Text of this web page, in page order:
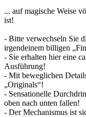
... auf magische Weise
ist!
- Bitte verwechseln Sie
irgendeinem billigen
- Sie erhalten hier eine
Ausführung!
- Mit beweglichen
„Originals“!
- Sensationelle
oben nach unten fallen!
- Der Mechanismus ist